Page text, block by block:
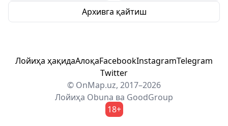
Архивга қайтиш
Лойиҳа ҳақидаАлоқаFacebookInstagramTelegram
Twitter
© OnMap.uz, 2017–2026
Лойиҳа Obuna ва GoodGroup
18+